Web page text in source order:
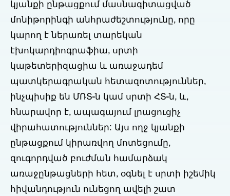
կյանքի ընթացքում մասնագիտացված
մոնիթորինգի անհրաժեշտությունը, որը
կարող է ներառել տարեկան
էխոկարդիոգրաֆիա, սրտի
կաթետերիզացիա և առաջադեմ
պատկերագրական հետազոտություններ,
ինչպիսիք են ՄՌՏ-ն կամ սրտի ՀՏ-ն, և,
հնարավոր է, ապագայում լրացուցիչ
վիրահատություններ: Այս ողջ կյանքի
ընթացքում կիրառվող մոտեցումը,
զուգորդված բուժման համարձակ
առաջընթացների հետ, օգնել է սրտի իշեմիկ
հիվանդություն ունեցող ավելի շատ